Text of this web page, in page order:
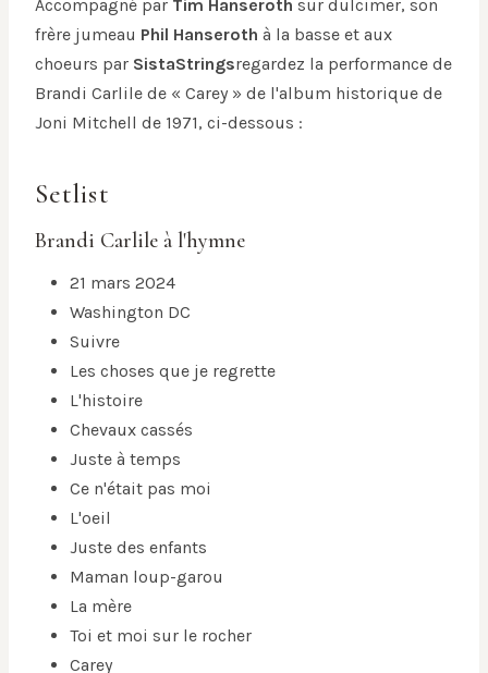
Accompagné par Tim Hanseroth sur dulcimer, son
frère jumeau Phil Hanseroth à la basse et aux
choeurs par SistaStringsregardez la performance de
Brandi Carlile de « Carey » de l'album historique de
Joni Mitchell de 1971, ci-dessous :
Setlist
Brandi Carlile à l'hymne
21 mars 2024
Washington DC
Suivre
Les choses que je regrette
L'histoire
Chevaux cassés
Juste à temps
Ce n'était pas moi
L'oeil
Juste des enfants
Maman loup-garou
La mère
Toi et moi sur le rocher
Carey